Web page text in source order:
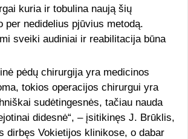
kuria ir tobulina naują šių
per nedidelius pjūvius metodą.
sveiki audiniai ir reabilitacija būna
pėdų chirurgija yra medicinos
tokios operacijos chirurgui yra
sudėtingesnės, tačiau nauda
didesnė“, – įsitikinęs J. Brūklis,
dirbęs Vokietijos klinikose, o dabar